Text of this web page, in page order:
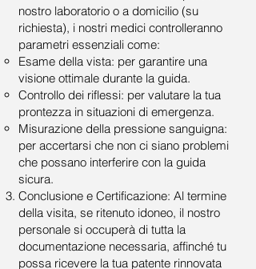
nostro laboratorio o a domicilio (su
richiesta), i nostri medici controlleranno
parametri essenziali come:
Esame della vista: per garantire una
visione ottimale durante la guida.
Controllo dei riflessi: per valutare la tua
prontezza in situazioni di emergenza.
Misurazione della pressione sanguigna:
per accertarsi che non ci siano problemi
che possano interferire con la guida
sicura.
Conclusione e Certificazione: Al termine
della visita, se ritenuto idoneo, il nostro
personale si occuperà di tutta la
documentazione necessaria, affinché tu
possa ricevere la tua patente rinnovata